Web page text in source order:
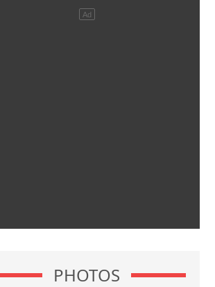
PHOTOS